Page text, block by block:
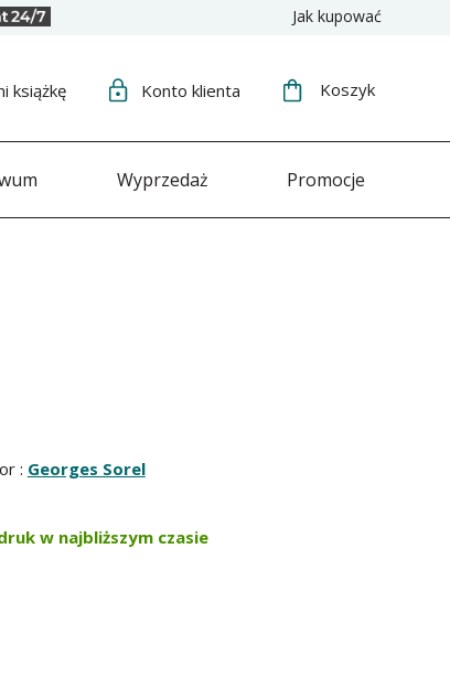
Jak kupować
książkę Konto klienta Koszyk
Wyprzedaż Promocje
: Georges Sorel
w najbliższym czasie